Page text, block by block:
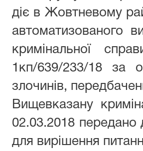
діє в Жовтневому
автоматизованого
кримінальної
1кп/639/233/18 за
злочинів,
Вищевказану
02.03.2018 передано
для вирішення